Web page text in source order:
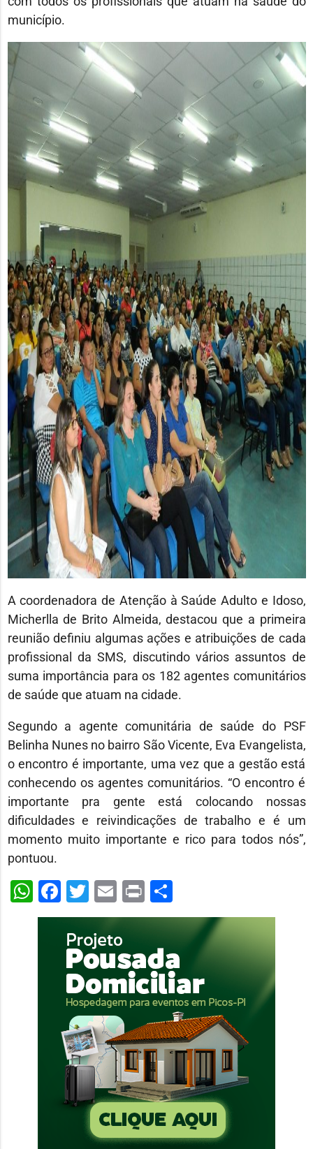
município.
A coordenadora de Atenção à Saúde Adulto e Idoso,
Micherlla de Brito Almeida, destacou que a primeira
reunião definiu algumas ações e atribuições de cada
profissional da SMS, discutindo vários assuntos de
suma importância para os 182 agentes comunitários
de saúde que atuam na cidade.
Segundo a agente comunitária de saúde do PSF
Belinha Nunes no bairro São Vicente, Eva Evangelista,
o encontro é importante, uma vez que a gestão está
conhecendo os agentes comunitários. “O encontro é
importante pra gente está colocando nossas
dificuldades e reivindicações de trabalho e é um
momento muito importante e rico para todos nós”,
pontuou.
WhatsApp
Facebook
Twitter
Email
PrintShare